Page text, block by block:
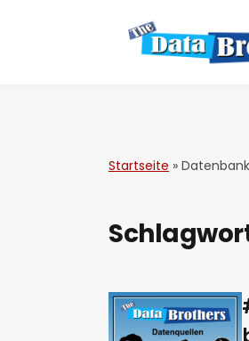
Startseite »